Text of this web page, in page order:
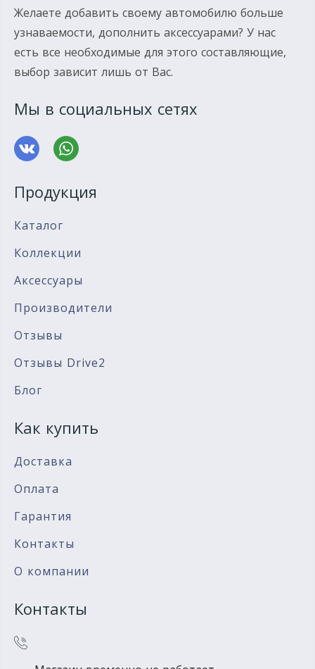
Желаете добавить своему автомобилю больше
узнаваемости, дополнить аксессуарами? У нас
есть все необходимые для этого составляющие,
выбор зависит лишь от Вас.
Мы в социальных сетях
Продукция
Каталог
Коллекции
Аксессуары
Производители
Отзывы
Отзывы Drive2
Блог
Как купить
Доставка
Оплата
Гарантия
Контакты
О компании
Контакты